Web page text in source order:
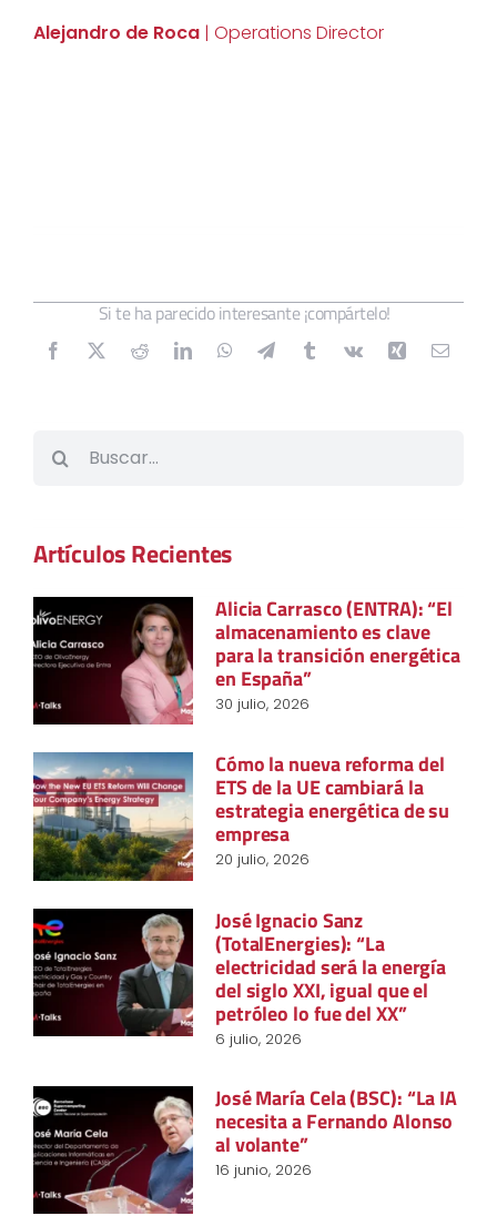
Alejandro de Roca| Operations Director
Si te ha parecido interesante ¡compártelo!
Artículos Recientes
Alicia Carrasco (ENTRA): “El
almacenamiento es clave
para la transición energética
en España”
30 julio, 2026
Cómo la nueva reforma del
ETS de la UE cambiará la
estrategia energética de su
empresa
20 julio, 2026
José Ignacio Sanz
(TotalEnergies): “La
electricidad será la energía
del siglo XXI, igual que el
petróleo lo fue del XX”
6 julio, 2026
José María Cela (BSC): “La IA
necesita a Fernando Alonso
al volante”
16 junio, 2026